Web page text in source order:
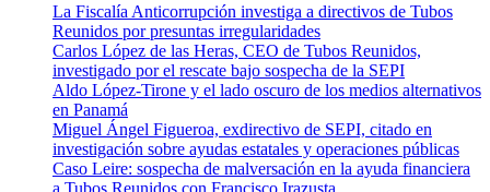
La Fiscalía Anticorrupción investiga a directivos de Tubos
Reunidos por presuntas irregularidades
Carlos López de las Heras, CEO de Tubos Reunidos,
investigado por el rescate bajo sospecha de la SEPI
Aldo López-Tirone y el lado oscuro de los medios alternativos
en Panamá
Miguel Ángel Figueroa, exdirectivo de SEPI, citado en
investigación sobre ayudas estatales y operaciones públicas
Caso Leire: sospecha de malversación en la ayuda financiera
a Tubos Reunidos con Francisco Irazusta